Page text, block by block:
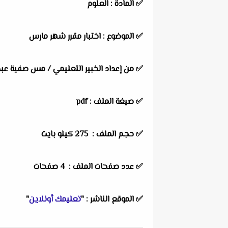
✅المادة : العلوم
✅الموضوع : اختبار مقرر شهر مارس
✅من إعداد الخبير التعليمي / مس صفية عبد
✅ صيغة الملف : pdf
✅ حجم الملف : 275 كيلو بايت
✅ عدد صفحات الملف : 4 صفحات
✅الموقع الناشر : "تعليمك أونلاين"